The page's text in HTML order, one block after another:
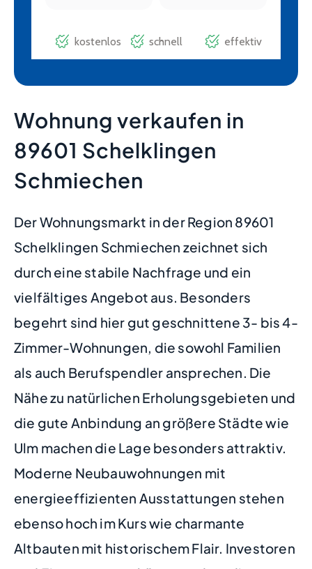
Wohnung verkaufen in
89601 Schelklingen
Schmiechen
Der Wohnungsmarkt in der Region 89601
Schelklingen Schmiechen zeichnet sich
durch eine stabile Nachfrage und ein
vielfältiges Angebot aus. Besonders
begehrt sind hier gut geschnittene 3- bis 4-
Zimmer-Wohnungen, die sowohl Familien
als auch Berufspendler ansprechen. Die
Nähe zu natürlichen Erholungsgebieten und
die gute Anbindung an größere Städte wie
Ulm machen die Lage besonders attraktiv.
Moderne Neubauwohnungen mit
energieeffizienten Ausstattungen stehen
ebenso hoch im Kurs wie charmante
Altbauten mit historischem Flair. Investoren